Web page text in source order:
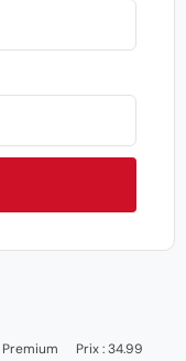
Premium Prix : 34.99